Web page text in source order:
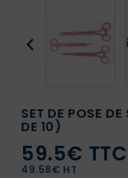
SET DE POSE
DE 10)
59.5€ TTC
49.58€ HT